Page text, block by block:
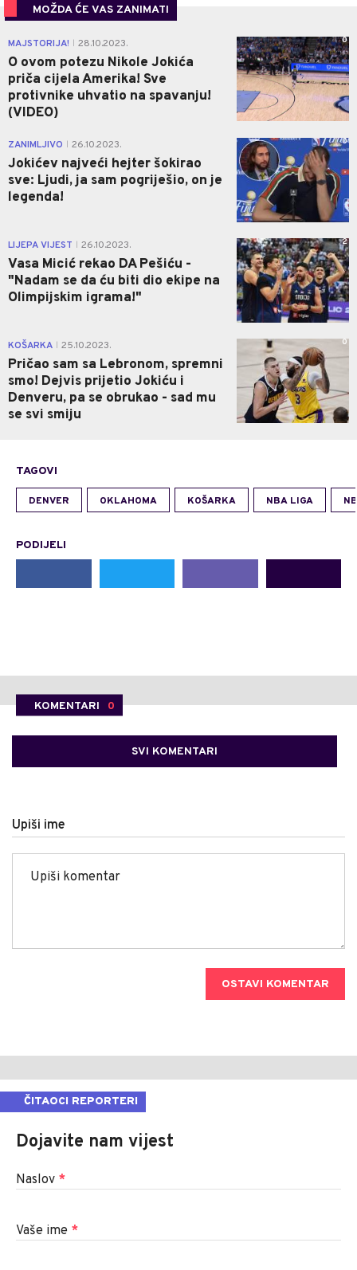
MOŽDA ĆE VAS ZANIMATI
MAJSTORIJA! 28.10.2023.
O ovom potezu Nikole Jokića
priča cijela Amerika! Sve
protivnike uhvatio na spavanju!
(VIDEO)
0
ZANIMLJIVO 26.10.2023.
Jokićev najveći hejter šokirao
sve: Ljudi, ja sam pogriješio, on je
legenda!
0
LIJEPA VIJEST 26.10.2023.
Vasa Micić rekao DA Pešiću -
"Nadam se da ću biti dio ekipe na
Olimpijskim igrama!"
2
KOŠARKA 25.10.2023.
Pričao sam sa Lebronom, spremni
smo! Dejvis prijetio Jokiću i
Denveru, pa se obrukao - sad mu
se svi smiju
0
TAGOVI
DENVER OKLAHOMA KOŠARKA NBA LIGA
PODIJELI
KOMENTARI 0
SVI KOMENTARI
Upiši ime
OSTAVI KOMENTAR
ČITAOCI REPORTERI
Dojavite nam vijest
Naslov *
Vaše ime *